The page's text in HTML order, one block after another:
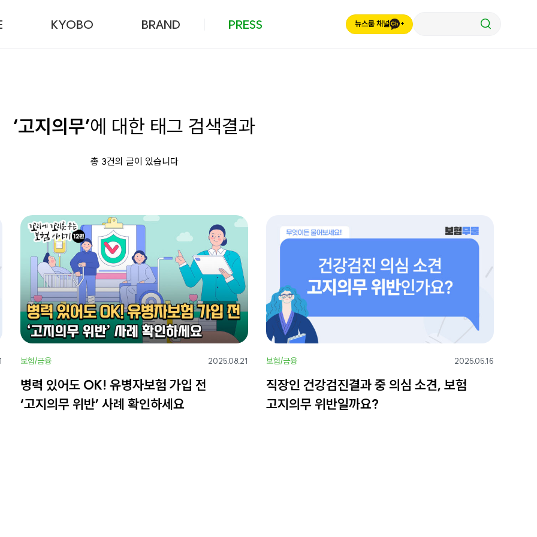
KYOBO BRAND PRESS 뉴스룸 채널
‘고지의무’에 대한 태그 검색결과
총 3건의 글이 있습니다
보험/금융 2025.08.21
병력 있어도 OK! 유병자보험 가입 전
‘고지의무 위반’ 사례 확인하세요
보험/금융 2025.05.16
직장인 건강검진결과 중 의심 소견, 보험
고지의무 위반일까요?